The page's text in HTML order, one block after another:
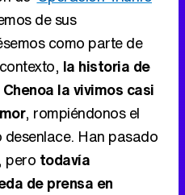
de sus
como parte de
la historia de
la vivimos casi
, rompiéndonos el
Han pasado
pero todavía
de prensa en